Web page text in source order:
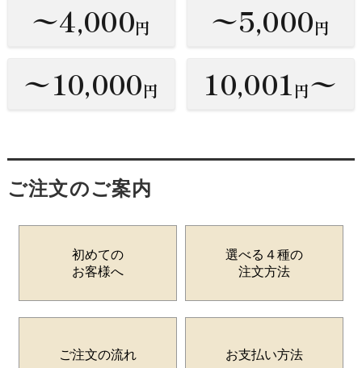
〜4,000円 〜5,000円
〜10,000円 10,001円〜
ご注文のご案内
初めての
お客様へ
選べる４種の
注文方法
ご注文の流れ お支払い方法